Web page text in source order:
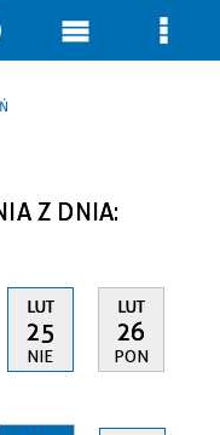
Z DNIA:
LUT
25
NIE
LUT
26
PON
Menu Menu